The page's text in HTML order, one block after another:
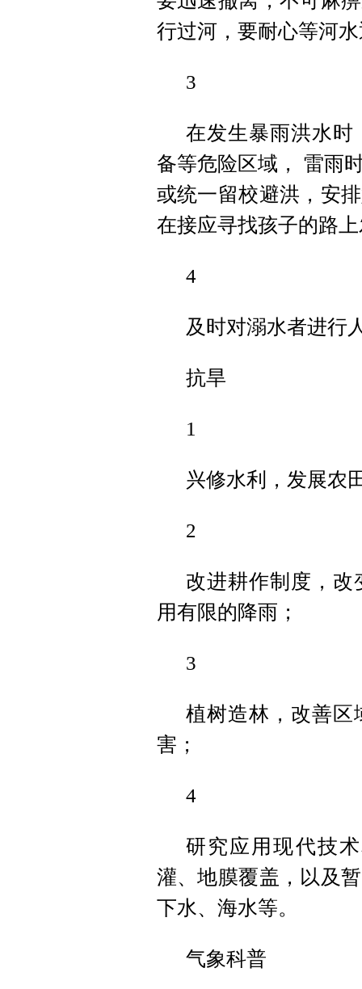
行过河，要耐心等河
3
在发生暴雨洪水时
备等危险区域， 雷雨
或统一留校避洪，安
在接应寻找孩子的路
4
及时对溺水者进行
抗旱
1
兴修水利，发展农
2
改进耕作制度，
用有限的降雨；
3
植树造林，改善区
害；
4
研究应用现代技
灌、地膜覆盖，以及
下水、海水等。
气象科普